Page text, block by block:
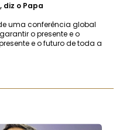
o Papa
uma conferência global
o presente e o
e o futuro de toda a